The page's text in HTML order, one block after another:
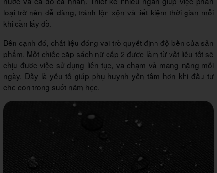
loại trở nên dễ dàng, tránh lộn xộn và tiết kiệm thời gian mỗi
khi cần lấy đồ.
Bên cạnh đó, chất liệu đóng vai trò quyết định độ bền của sản
phẩm. Một chiếc cặp sách nữ cấp 2 được làm từ vật liệu tốt sẽ
chịu được việc sử dụng liên tục, va chạm và mang nặng mỗi
ngày. Đây là yếu tố giúp phụ huynh yên tâm hơn khi đầu tư
cho con trong suốt năm học.